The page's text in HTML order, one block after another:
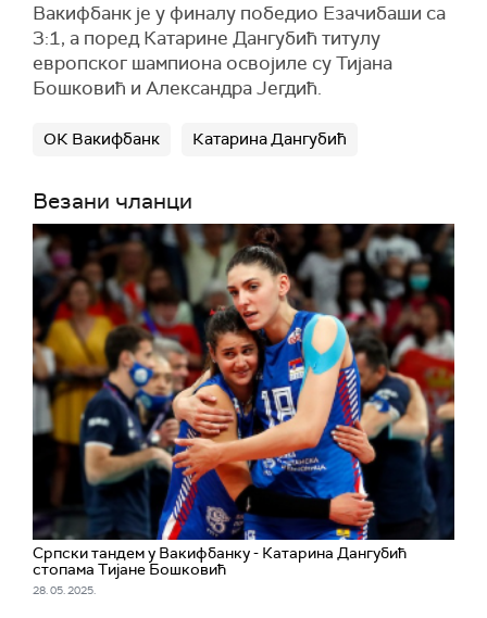
Вакифбанк је у финалу победио Езачибаши са
3:1, а поред Катарине Дангубић титулу
европског шампиона освојиле су Тијана
Бошковић и Александра Јегдић.
ОК Вакифбанк Катарина Дангубић
Везани чланци
Српски тандем у Вакифбанку - Катарина Дангубић
стопама Тијане Бошковић
28. 05. 2025.